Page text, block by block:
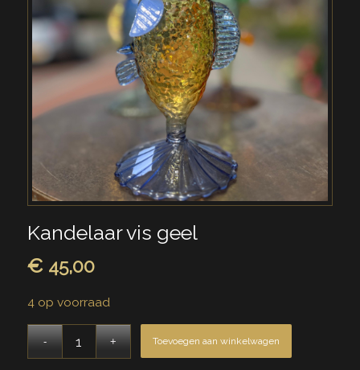
Kandelaar vis geel
€45,00
4 op voorraad
Toevoegen aan winkelwagen